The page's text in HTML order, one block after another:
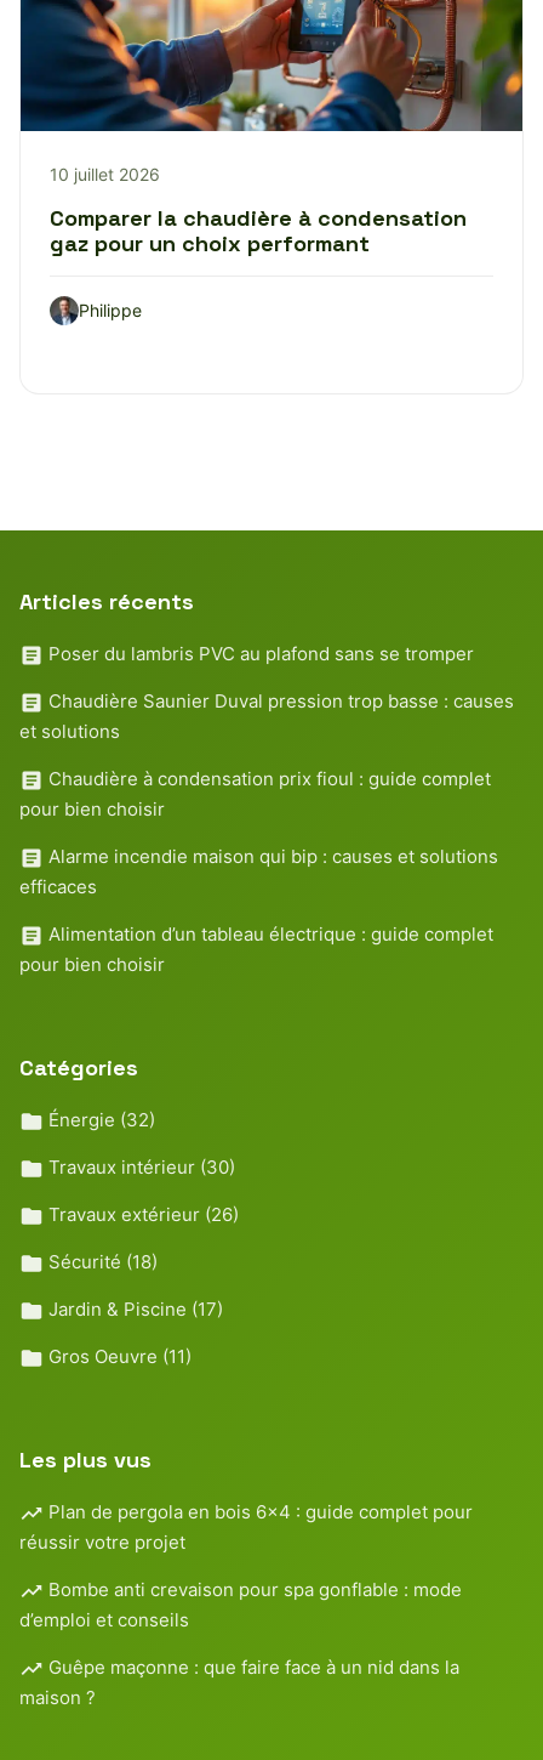
10 juillet 2026
Comparer la chaudière à condensation
gaz pour un choix performant
Philippe
Articles récents
Poser du lambris PVC au plafond sans se tromper
Chaudière Saunier Duval pression trop basse : causes
et solutions
Chaudière à condensation prix fioul : guide complet
pour bien choisir
Alarme incendie maison qui bip : causes et solutions
efficaces
Alimentation d’un tableau électrique : guide complet
pour bien choisir
Catégories
Énergie (32)
Travaux intérieur (30)
Travaux extérieur (26)
Sécurité (18)
Jardin & Piscine (17)
Gros Oeuvre (11)
Les plus vus
Plan de pergola en bois 6×4 : guide complet pour
réussir votre projet
Bombe anti crevaison pour spa gonflable : mode
d’emploi et conseils
Guêpe maçonne : que faire face à un nid dans la
maison ?